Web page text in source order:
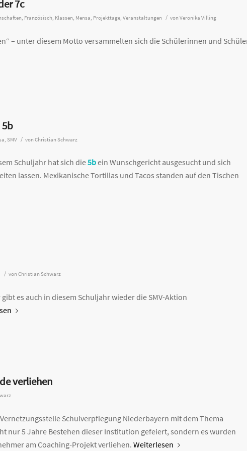
7c
, Französisch, Klassen, Mensa, Projekttage, Veranstaltungen / von Veronika Villing
– unter diesem Motto versammelten sich die Schülerinnen und
, SMV / von Christian Schwarz
Schuljahr hat sich die5bein Wunschgericht ausgesucht und sich
lassen. Mexikanische Tortillas und Tacos standen auf den Tischen
/ von Christian Schwarz
es auch in diesem Schuljahr wieder die SMV-Aktion
verliehen
Schulverpflegung Niederbayern mit dem Thema
nur 5 Jahre Bestehen dieser Institution gefeiert, sondern es wurden
am Coaching-Projekt verliehen. Weiterlesen